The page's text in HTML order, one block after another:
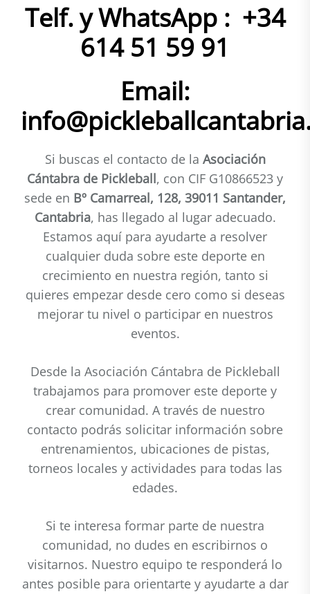
Telf. y WhatsApp : +34
614 51 59 91
Email:
Si buscas el contacto de la Asociación
Cántabra de Pickleball, con CIF G10866523 y
sede en Bº Camarreal, 128, 39011 Santander,
Cantabria, has llegado al lugar adecuado.
Estamos aquí para ayudarte a resolver
cualquier duda sobre este deporte en
crecimiento en nuestra región, tanto si
quieres empezar desde cero como si deseas
mejorar tu nivel o participar en nuestros
eventos.
Desde la Asociación Cántabra de Pickleball
trabajamos para promover este deporte y
crear comunidad. A través de nuestro
contacto podrás solicitar información sobre
entrenamientos, ubicaciones de pistas,
torneos locales y actividades para todas las
edades.
Si te interesa formar parte de nuestra
comunidad, no dudes en escribirnos o
visitarnos. Nuestro equipo te responderá lo
antes posible para orientarte y ayudarte a dar